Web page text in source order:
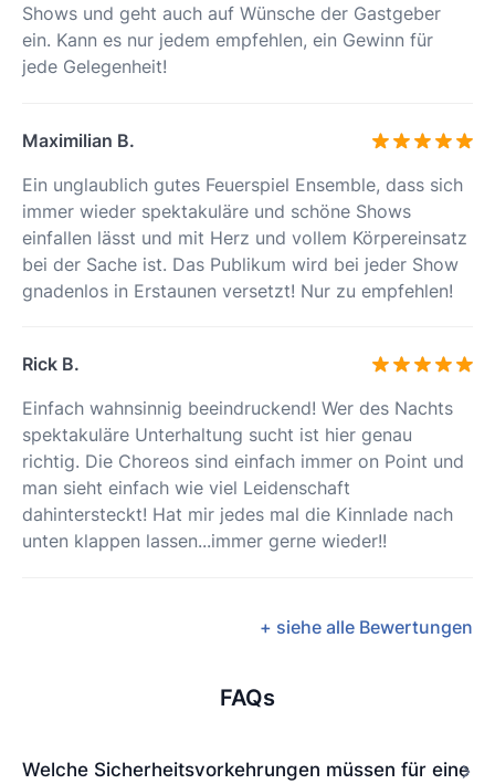
Shows und geht auch auf Wünsche der Gastgeber
ein. Kann es nur jedem empfehlen, ein Gewinn für
jede Gelegenheit!
Maximilian B.
Ein unglaublich gutes Feuerspiel Ensemble, dass sich
immer wieder spektakuläre und schöne Shows
einfallen lässt und mit Herz und vollem Körpereinsatz
bei der Sache ist. Das Publikum wird bei jeder Show
gnadenlos in Erstaunen versetzt! Nur zu empfehlen!
Rick B.
Einfach wahnsinnig beeindruckend! Wer des Nachts
spektakuläre Unterhaltung sucht ist hier genau
richtig. Die Choreos sind einfach immer on Point und
man sieht einfach wie viel Leidenschaft
dahintersteckt! Hat mir jedes mal die Kinnlade nach
unten klappen lassen...immer gerne wieder!!
+ siehe alle Bewertungen
FAQs
Welche Sicherheitsvorkehrungen müssen für eine